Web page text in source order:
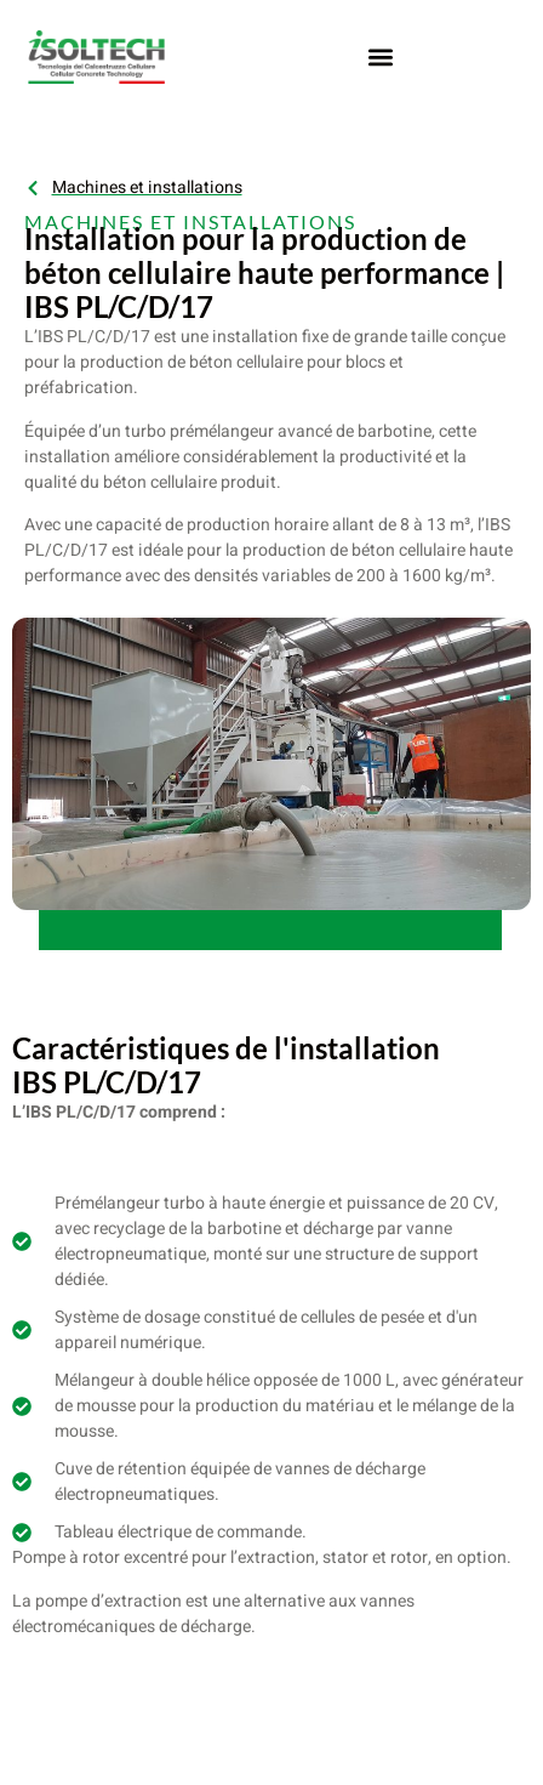
Machines et installations
MACHINES ET INSTALLATIONS
Installation pour la production de
béton cellulaire haute performance |
IBS PL/C/D/17
L’IBS PL/C/D/17 est une installation fixe de grande taille conçue
pour la production de béton cellulaire pour blocs et
préfabrication.
Équipée d’un turbo prémélangeur avancé de barbotine, cette
installation améliore considérablement la productivité et la
qualité du béton cellulaire produit.
Avec une capacité de production horaire allant de 8 à 13 m³, l’IBS
PL/C/D/17 est idéale pour la production de béton cellulaire haute
performance avec des densités variables de 200 à 1600 kg/m³.
Caractéristiques de l'installation
IBS PL/C/D/17
L’IBS PL/C/D/17 comprend :
Prémélangeur turbo à haute énergie et puissance de 20 CV,
avec recyclage de la barbotine et décharge par vanne
électropneumatique, monté sur une structure de support
dédiée.
Système de dosage constitué de cellules de pesée et d'un
appareil numérique.
Mélangeur à double hélice opposée de 1000 L, avec générateur
de mousse pour la production du matériau et le mélange de la
mousse.
Cuve de rétention équipée de vannes de décharge
électropneumatiques.
Tableau électrique de commande.
Pompe à rotor excentré pour l’extraction, stator et rotor, en option.
La pompe d’extraction est une alternative aux vannes
électromécaniques de décharge.